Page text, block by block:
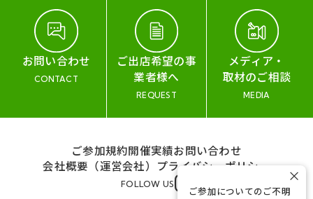
お問い合わせ
CONTACT
ご出店希望の事
業者様へ
REQUEST
メディア・
取材のご相談
MEDIA
ご参加規約開催実績お問い合わせ
会社概要（運営会社） プライバシーポリシー
FOLLOW US
ご参加についてのご不明
×